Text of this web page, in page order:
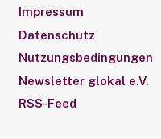
Impressum
Datenschutz
Nutzungsbedingungen
Newsletter glokal e.V.
RSS-Feed